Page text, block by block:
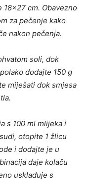
cm. Obavezno
za pečenje kako
nakon pečenja.
soli, dok
dodajte 150 g
miješati dok smjesa
s 100 ml mlijeka i
otopite 1 žlicu
i dodajte je u
daje kolaču
usklađuje s